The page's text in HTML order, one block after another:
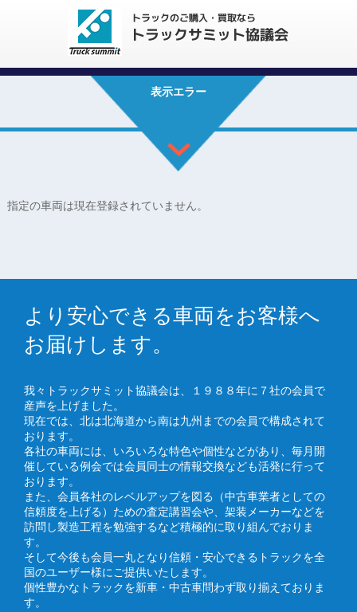
表示エラー
指定の車両は現在登録されていません。
より安心できる車両をお客様へ
お届けします。
我々トラックサミット協議会は、１９８８年に７社の会員で
産声を上げました。
現在では、北は北海道から南は九州までの会員で構成されて
おります。
各社の車両には、いろいろな特色や個性などがあり、毎月開
催している例会では会員同士の情報交換なども活発に行って
おります。
また、会員各社のレベルアップを図る（中古車業者としての
信頼度を上げる）ための査定講習会や、架装メーカーなどを
訪問し製造工程を勉強するなど積極的に取り組んでおりま
す。
そして今後も会員一丸となり信頼・安心できるトラックを全
国のユーザー様にご提供いたします。
個性豊かなトラックを新車・中古車問わず取り揃えておりま
す。